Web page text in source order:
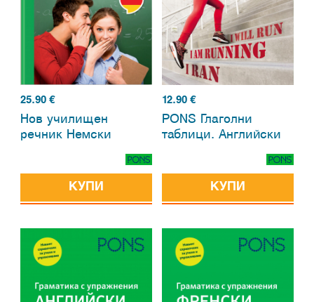
25.90 €
Нов училищен
речник Немски
КУПИ
12.90€
PONS Глаголни
таблици. Английски
КУПИ